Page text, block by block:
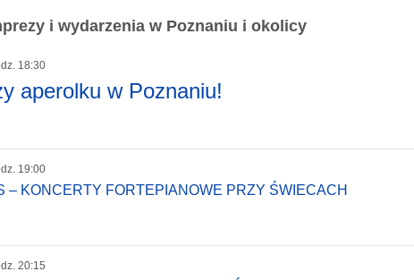
i wydarzenia w Poznaniu i okolicy
18:30
aperolku w Poznaniu!
19:00
– KONCERTY FORTEPIANOWE PRZY ŚWIECACH
20:15